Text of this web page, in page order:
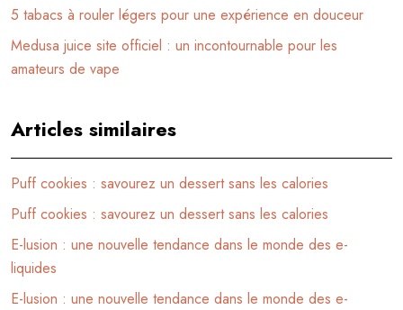
5 tabacs à rouler légers pour une expérience en douceur
Medusa juice site officiel : un incontournable pour les
amateurs de vape
Articles similaires
Puff cookies : savourez un dessert sans les calories
Puff cookies : savourez un dessert sans les calories
E-lusion : une nouvelle tendance dans le monde des e-
liquides
E-lusion : une nouvelle tendance dans le monde des e-